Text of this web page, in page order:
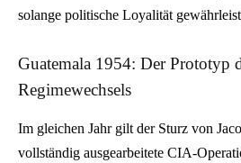
solange politische Loyalität
Guatemala 1954: Der Prototyp
Regimewechsels
Im gleichen Jahr gilt der Sturz von
vollständig ausgearbeitete CIA-